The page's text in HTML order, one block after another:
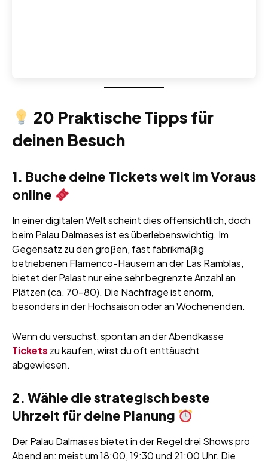
20 Praktische Tipps für
deinen Besuch
1. Buche deine Tickets weit im Voraus
online
In einer digitalen Welt scheint dies offensichtlich, doch
beim Palau Dalmases ist es überlebenswichtig. Im
Gegensatz zu den großen, fast fabrikmäßig
betriebenen Flamenco-Häusern an der Las Ramblas,
bietet der Palast nur eine sehr begrenzte Anzahl an
Plätzen (ca. 70–80). Die Nachfrage ist enorm,
besonders in der Hochsaison oder an Wochenenden.
Wenn du versuchst, spontan an der Abendkasse
Tickets zu kaufen, wirst du oft enttäuscht
abgewiesen.
2. Wähle die strategisch beste
Uhrzeit für deine Planung
Der Palau Dalmases bietet in der Regel drei Shows pro
Abend an: meist um 18:00, 19:30 und 21:00 Uhr. Die